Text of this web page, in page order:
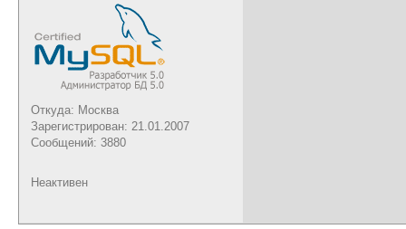
Откуда: Москва
Зарегистрирован: 21.01.2007
Сообщений: 3880
Неактивен